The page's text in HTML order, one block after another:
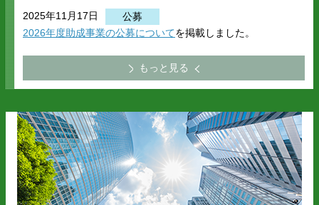
2025年11月17日
公募
2026年度助成事業の公募についてを掲載しました。
もっと見る